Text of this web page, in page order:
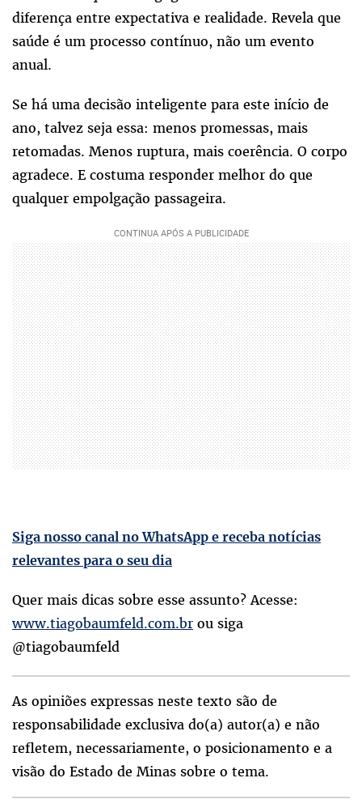
diferença entre expectativa e realidade. Revela que
saúde é um processo contínuo, não um evento
anual.
Se há uma decisão inteligente para este início de
ano, talvez seja essa: menos promessas, mais
retomadas. Menos ruptura, mais coerência. O corpo
agradece. E costuma responder melhor do que
qualquer empolgação passageira.
Siga nosso canal no WhatsApp e receba notícias
relevantes para o seu dia
Quer mais dicas sobre esse assunto? Acesse:
www.tiagobaumfeld.com.br ou siga
@tiagobaumfeld
As opiniões expressas neste texto são de
responsabilidade exclusiva do(a) autor(a) e não
refletem, necessariamente, o posicionamento e a
visão do Estado de Minas sobre o tema.